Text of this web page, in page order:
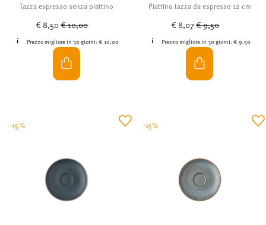
Tazza espresso senza piattino
€ 8,50Price reduced from
€ 10,00
Prezzo migliore in 30 giorni:€ 10,00
Piattino tazza da espresso 12 cm
€ 8,07Price reduced from
€ 9,50
Prezzo migliore in 30 giorni:€ 9,50
-15% -15%